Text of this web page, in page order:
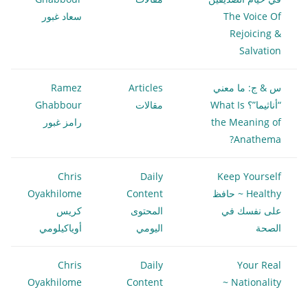
The Voice Of
Rejoicing &
Salvation
سعاد غبور
س & ج: ما معني
“أناثيما”؟ What Is
the Meaning of
Anathema?
Articles
مقالات
Ramez
Ghabbour
رامز غبور
Keep Yourself
Healthy ~ حافظ
على نفسك في
الصحة
Daily
Content
المحتوى
اليومي
Chris
Oyakhilome
كريس
أوياكيلومي
Your Real
Nationality ~
Daily
Content
Chris
Oyakhilome